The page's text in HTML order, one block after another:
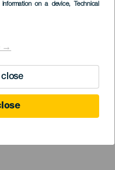
on a device, Technical
→